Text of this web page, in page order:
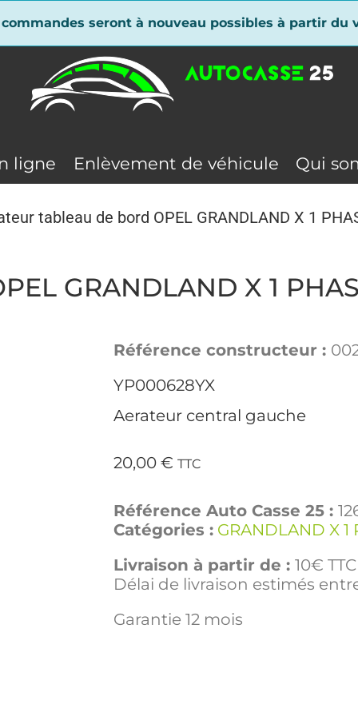
seront à nouveau possibles à partir du
ligne Enlèvement de véhicule Qui
tableau de bord OPEL GRANDLAND X 1
GRANDLAND X 1
Référence constructeur :
YP000628YX
Aerateur central gauche
20,00 € TTC
Référence Auto Casse 25 :
Catégories : GRANDLAND X 1
Livraison à partir de : 10€
Délai de livraison estimés
Garantie 12 mois